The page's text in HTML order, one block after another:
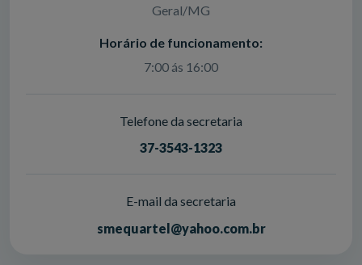
Geral/MG
Horário de funcionamento:
7:00 ás 16:00
Telefone da secretaria
37-3543-1323
E-mail da secretaria
smequartel@yahoo.com.br